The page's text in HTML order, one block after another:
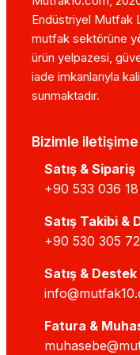
Endüstriyel Mutfak
mutfak sektörüne
ürün yelpazesi,
iade imkanlarıyla
sunmaktadır.
Bizimle
Satış & Sipariş
+90 533 036
Satış Takibi &
+90 530 305
Satış & Destek
Fatura &